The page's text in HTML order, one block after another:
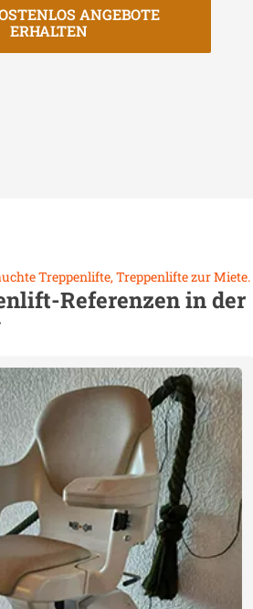
ANGEBOTE
ERHALTEN
Treppenlifte, Treppenlifte zur Miete.
Referenzen in der